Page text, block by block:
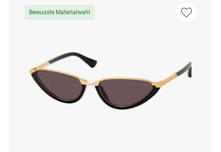
Bewusste Materialwahl